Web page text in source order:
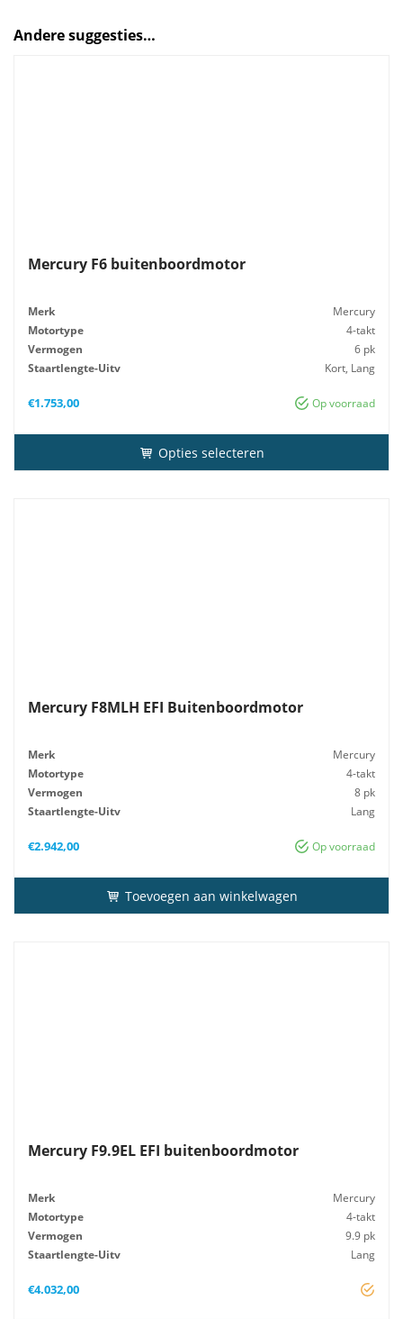
Andere suggesties…
Mercury F6 buitenboordmotor
Merk
Mercury
Motortype
4-takt
Vermogen
6 pk
Staartlengte-Uitv
Kort, Lang
Op voorraad
€1.753,00
Opties selecteren
Mercury F8MLH EFI Buitenboordmotor
Merk
Mercury
Motortype
4-takt
Vermogen
8 pk
Staartlengte-Uitv
Lang
Op voorraad
€2.942,00
Toevoegen aan winkelwagen
Mercury F9.9EL EFI buitenboordmotor
Merk
Mercury
Motortype
4-takt
Vermogen
9.9 pk
Staartlengte-Uitv
Lang
€4.032,00